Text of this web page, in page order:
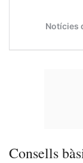
Consells